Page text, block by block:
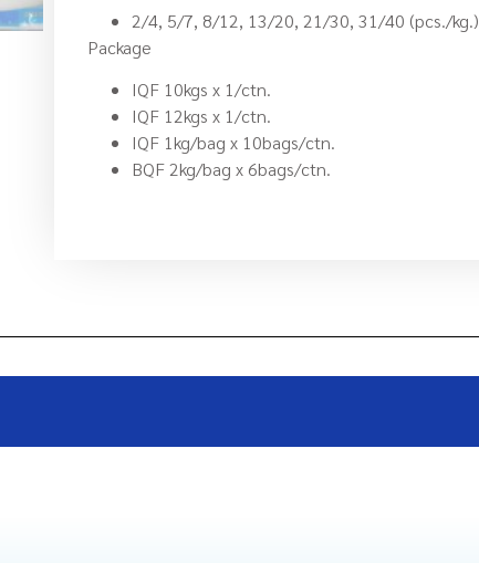
2/4, 5/7, 8/12, 13/20, 21/30, 31/40 (pcs./kg.)
Package
IQF 10kgs x 1/ctn.
IQF 12kgs x 1/ctn.
IQF 1kg/bag x 10bags/ctn.
BQF 2kg/bag x 6bags/ctn.